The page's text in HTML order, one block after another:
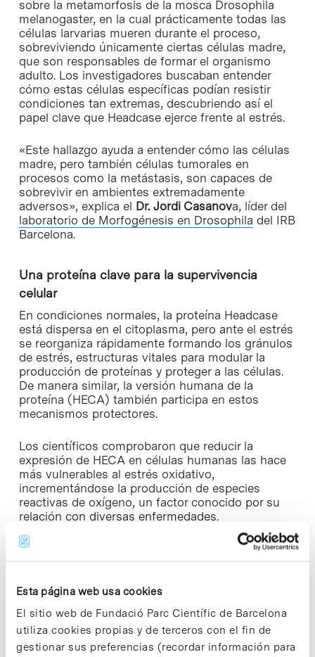
Esta página web usa cookies
El sitio web de Fundació Parc Científic de Barcelona
utiliza cookies propias y de terceros con el fin de
gestionar sus preferencias (recordar información para
sobre la metamorfosis de la mosca Drosophila
melanogaster, en la cual prácticamente todas las
células larvarias mueren durante el proceso,
sobreviviendo únicamente ciertas células madre,
que son responsables de formar el organismo
adulto. Los investigadores buscaban entender
cómo estas células específicas podían resistir
condiciones tan extremas, descubriendo así el
papel clave que Headcase ejerce frente al estrés.
«Este hallazgo ayuda a entender cómo las células
madre, pero también células tumorales en
procesos como la metástasis, son capaces de
sobrevivir en ambientes extremadamente
adversos», explica el Dr. Jordi Casanova, líder del
laboratorio de Morfogénesis en Drosophila del IRB
Barcelona.
Una proteína clave para la supervivencia
celular
En condiciones normales, la proteína Headcase
está dispersa en el citoplasma, pero ante el estrés
se reorganiza rápidamente formando los gránulos
de estrés, estructuras vitales para modular la
producción de proteínas y proteger a las células.
De manera similar, la versión humana de la
proteína (HECA) también participa en estos
mecanismos protectores.
Los científicos comprobaron que reducir la
expresión de HECA en células humanas las hace
más vulnerables al estrés oxidativo,
incrementándose la producción de especies
reactivas de oxígeno, un factor conocido por su
relación con diversas enfermedades.
El estudio posiciona a las proteínas HECA como
objetivos potenciales en la medida en que cada
vez se hace más evidente el papel que la
resistencia celular tiene en determinadas
enfermedades, como el cáncer o los trastornos